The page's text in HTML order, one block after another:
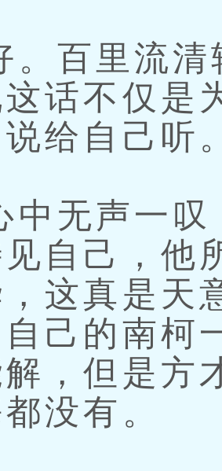
百里流清
话不仅是
给自己听
无声一叹
自己，他
这真是天
己的南柯
，但是方
没有。